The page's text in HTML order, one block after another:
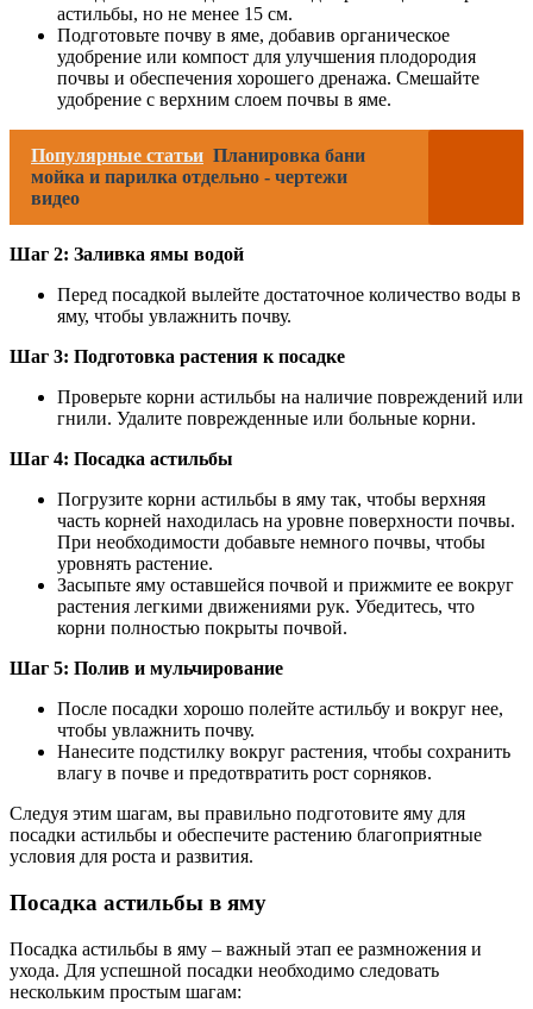
астильбы, но не менее 15 см.
Подготовьте почву в яме, добавив органическое
удобрение или компост для улучшения плодородия
почвы и обеспечения хорошего дренажа. Смешайте
удобрение с верхним слоем почвы в яме.
Популярные статьи Планировка бани
мойка и парилка отдельно - чертежи
видео
Шаг 2: Заливка ямы водой
Перед посадкой вылейте достаточное количество воды в
яму, чтобы увлажнить почву.
Шаг 3: Подготовка растения к посадке
Проверьте корни астильбы на наличие повреждений или
гнили. Удалите поврежденные или больные корни.
Шаг 4: Посадка астильбы
Погрузите корни астильбы в яму так, чтобы верхняя
часть корней находилась на уровне поверхности почвы.
При необходимости добавьте немного почвы, чтобы
уровнять растение.
Засыпьте яму оставшейся почвой и прижмите ее вокруг
растения легкими движениями рук. Убедитесь, что
корни полностью покрыты почвой.
Шаг 5: Полив и мульчирование
После посадки хорошо полейте астильбу и вокруг нее,
чтобы увлажнить почву.
Нанесите подстилку вокруг растения, чтобы сохранить
влагу в почве и предотвратить рост сорняков.
Следуя этим шагам, вы правильно подготовите яму для
посадки астильбы и обеспечите растению благоприятные
условия для роста и развития.
Посадка астильбы в яму
Посадка астильбы в яму – важный этап ее размножения и
ухода. Для успешной посадки необходимо следовать
нескольким простым шагам: